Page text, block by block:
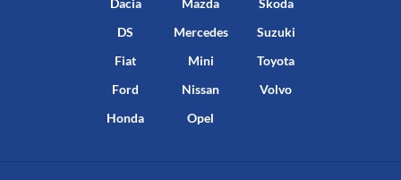
DS
Fiat
Ford
Honda
Mercedes
Mini
Nissan
Opel
Suzuki
Toyota
Volvo